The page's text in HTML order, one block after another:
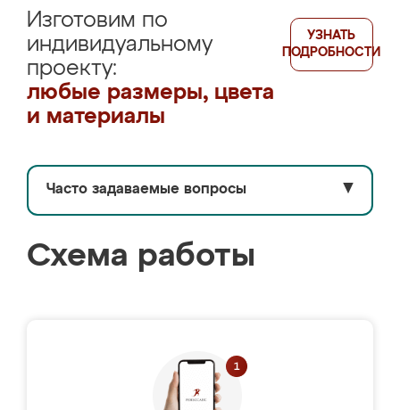
Изготовим по
индивидуальному
проекту:
любые размеры, цвета
и материалы
УЗНАТЬ
ПОДРОБНОСТИ
Часто задаваемые вопросы ▼
Схема работы